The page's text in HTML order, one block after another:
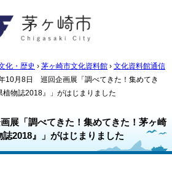
化・歴史 › 茅ヶ崎市文化資料館 › 文化資料館通信
10月8日 巡回企画展「調べてきた！集めてき
物誌2018』」がはじまりました
展「調べてきた！集めてきた！茅ヶ崎
2018』」がはじまりました